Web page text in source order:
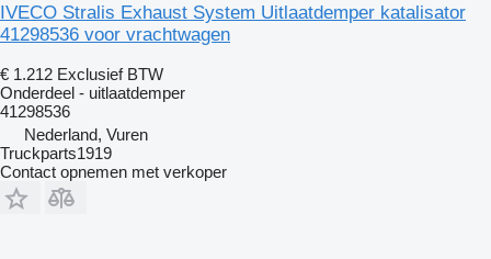
IVECO Stralis Exhaust System Uitlaatdemper katalisator
41298536 voor vrachtwagen
€ 1.212 Exclusief BTW
Onderdeel - uitlaatdemper
41298536
Nederland, Vuren
Truckparts1919
Contact opnemen met verkoper